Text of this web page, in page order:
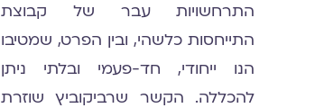
התרחשויות עבר של קבוצת
התייחסות כלשהי, ובין הפרט, שמטיבו
הנו ייחודי, חד-פעמי ובלתי ניתן
להכללה. הקשר שרביקוביץ שוזרת